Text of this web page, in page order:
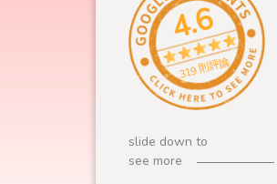
4.6
319 則評論
slide down to
see more